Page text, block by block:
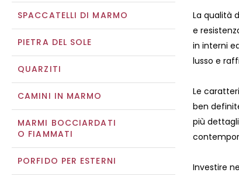
SPACCATELLI DI MARMO
PIETRA DEL SOLE
QUARZITI
CAMINI IN MARMO
MARMI BOCCIARDATI
O FIAMMATI
PORFIDO PER ESTERNI
La qualità
e
in interni
lusso e
Le
ben
più
Investire